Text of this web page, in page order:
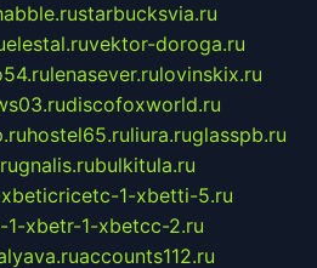
starbucksvia.ru
elestal.ruvektor-doroga.ru
lenasever.rulovinskix.ru
discofoxworld.ru
hostel65.ruliura.ruglasspb.ru
gnalis.rubulkitula.ru
xbeticricetc-1-xbetti-5.ru
1-xbetr-1-xbetcc-2.ru
accounts112.ru